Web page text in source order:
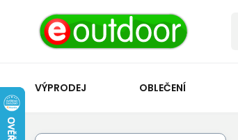
VÝPRODEJ OBLEČENÍ